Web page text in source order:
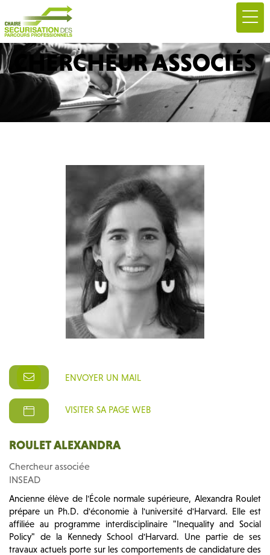
CHERCHEUR ASSOCIÉS
ENVOYER UN MAIL
VISITER SA PAGE WEB
ROULET ALEXANDRA
Chercheur associée
INSEAD
Ancienne élève de l'École normale supérieure, Alexandra Roulet
prépare un Ph.D. d'économie à l'université d'Harvard. Elle est
affiliée au programme interdisciplinaire "Inequality and Social
Policy" de la Kennedy School d'Harvard. Une partie de ses
travaux actuels porte sur les comportements de candidature des